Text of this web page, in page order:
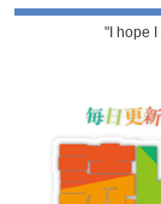
"I hope